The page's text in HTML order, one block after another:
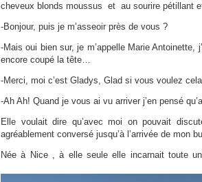
cheveux blonds moussus et au sourire pétillant
-Bonjour, puis je m’asseoir près de vous ?
-Mais oui bien sur, je m’appelle Marie Antoinette,
encore coupé la tête…
-Merci, moi c’est Gladys, Glad si vous voulez
-Ah Ah! Quand je vous ai vu arriver j’en pensé
Elle voulait dire qu’avec moi on pouvait
agréablement conversé jusqu’à l’arrivée de mon
Née à Nice , à elle seule elle incarnait toute